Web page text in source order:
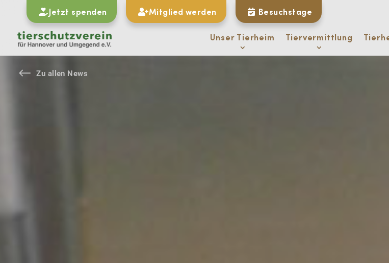
Jetzt spenden Mitglied werden Besuchstage
Unser Tierheim Tiervermittlung
# Zu allen News